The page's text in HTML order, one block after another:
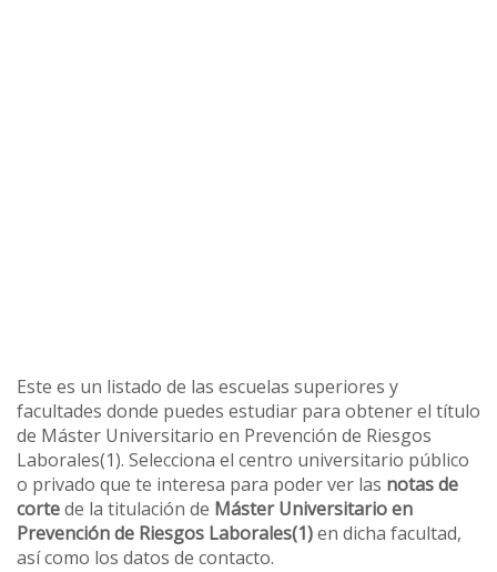
Este es un listado de las escuelas superiores y
facultades donde puedes estudiar para obtener el título
de Máster Universitario en Prevención de Riesgos
Laborales(1). Selecciona el centro universitario público
o privado que te interesa para poder ver las notas de
cortede la titulación de Máster Universitario en
Prevención de Riesgos Laborales(1)en dicha facultad,
así como los datos de contacto.